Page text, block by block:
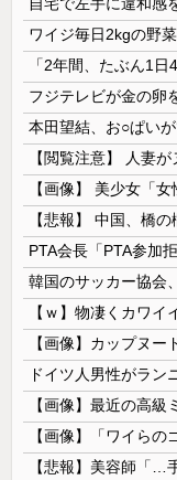
本田望結、お○ぱい
【ｗ】物凄くカワイ
【画像】カップヌー
【画像】最近の高
【画像】「ワイらの
【悲報】美容師「